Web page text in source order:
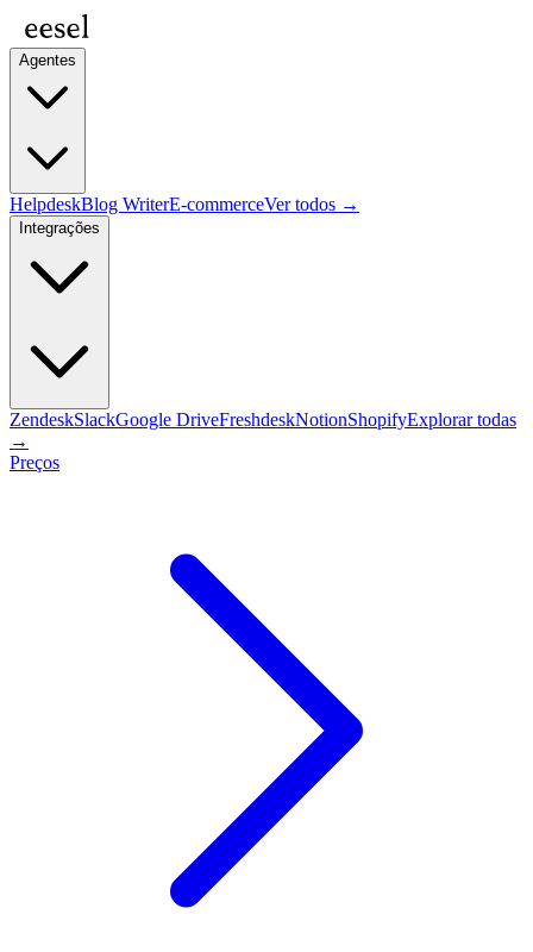
Agentes
HelpdeskBlog WriterE-commerceVer todos →
Integrações
ZendeskSlackGoogle DriveFreshdeskNotionShopifyExplorar todas
→
Preços